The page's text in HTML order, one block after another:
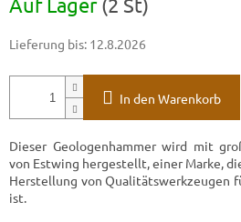
Auf Lager(2 St)
Lieferung bis: 12.8.2026
In den Warenkorb
Dieser Geologenhammer wird mit
von Estwing hergestellt, einer Marke,
Herstellung von Qualitätswerkzeugen
ist.